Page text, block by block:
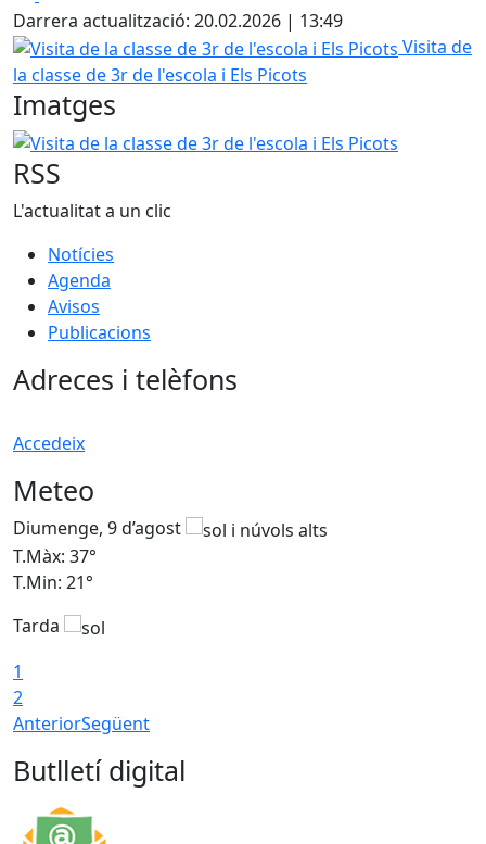
Darrera actualització: 20.02.2026 | 13:49
Visita de la classe de 3r de l'escola i Els Picots
Visita de
la classe de 3r de l'escola i Els Picots
Imatges
Visita de la classe de 3r de l'escola i Els Picots
RSS
L'actualitat a un clic
Notícies
Agenda
Avisos
Publicacions
Adreces i telèfons
Accedeix
Meteo
Diumenge, 9 d’agost
T.Màx: 37°
T.Min: 21°
Tarda
1
2
AnteriorSegüent
Butlletí digital